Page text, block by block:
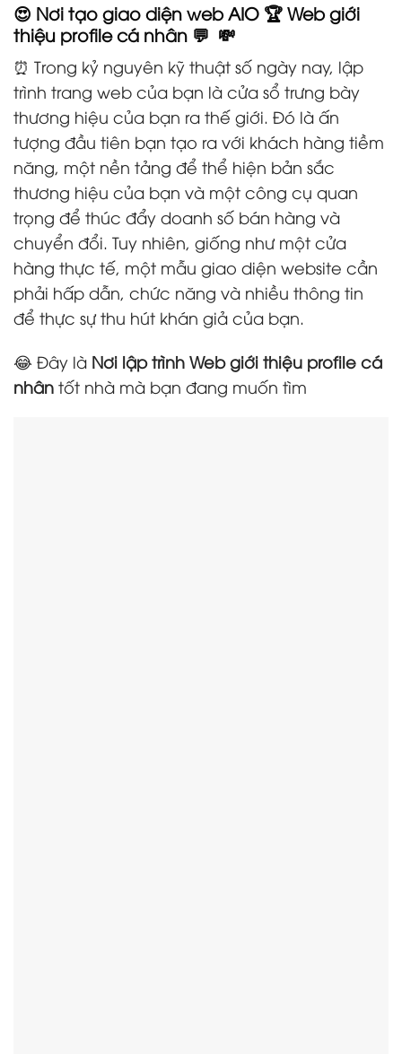
😍 Nơi tạo giao diện web AIO 🏆 Web giới
thiệu profile cá nhân 💬 💸
⏰ Trong kỷ nguyên kỹ thuật số ngày nay, lập
trình trang web của bạn là cửa sổ trưng bày
thương hiệu của bạn ra thế giới. Đó là ấn
tượng đầu tiên bạn tạo ra với khách hàng tiềm
năng, một nền tảng để thể hiện bản sắc
thương hiệu của bạn và một công cụ quan
trọng để thúc đẩy doanh số bán hàng và
chuyển đổi. Tuy nhiên, giống như một cửa
hàng thực tế, một mẫu giao diện website cần
phải hấp dẫn, chức năng và nhiều thông tin
để thực sự thu hút khán giả của bạn.
😂 Đây là Nơi lập trình Web giới thiệu profile cá
nhân tốt nhà mà bạn đang muốn tìm